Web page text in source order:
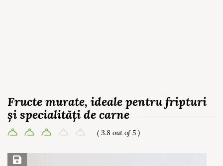
Fructe murate, ideale pentru fripturi
și specialități de carne
( 3.8 out of 5 )
Save Recipe